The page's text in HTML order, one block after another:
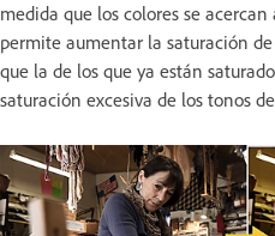
medida que los colores se
permite aumentar la saturación
que la de los que ya están
saturación excesiva de los tonos